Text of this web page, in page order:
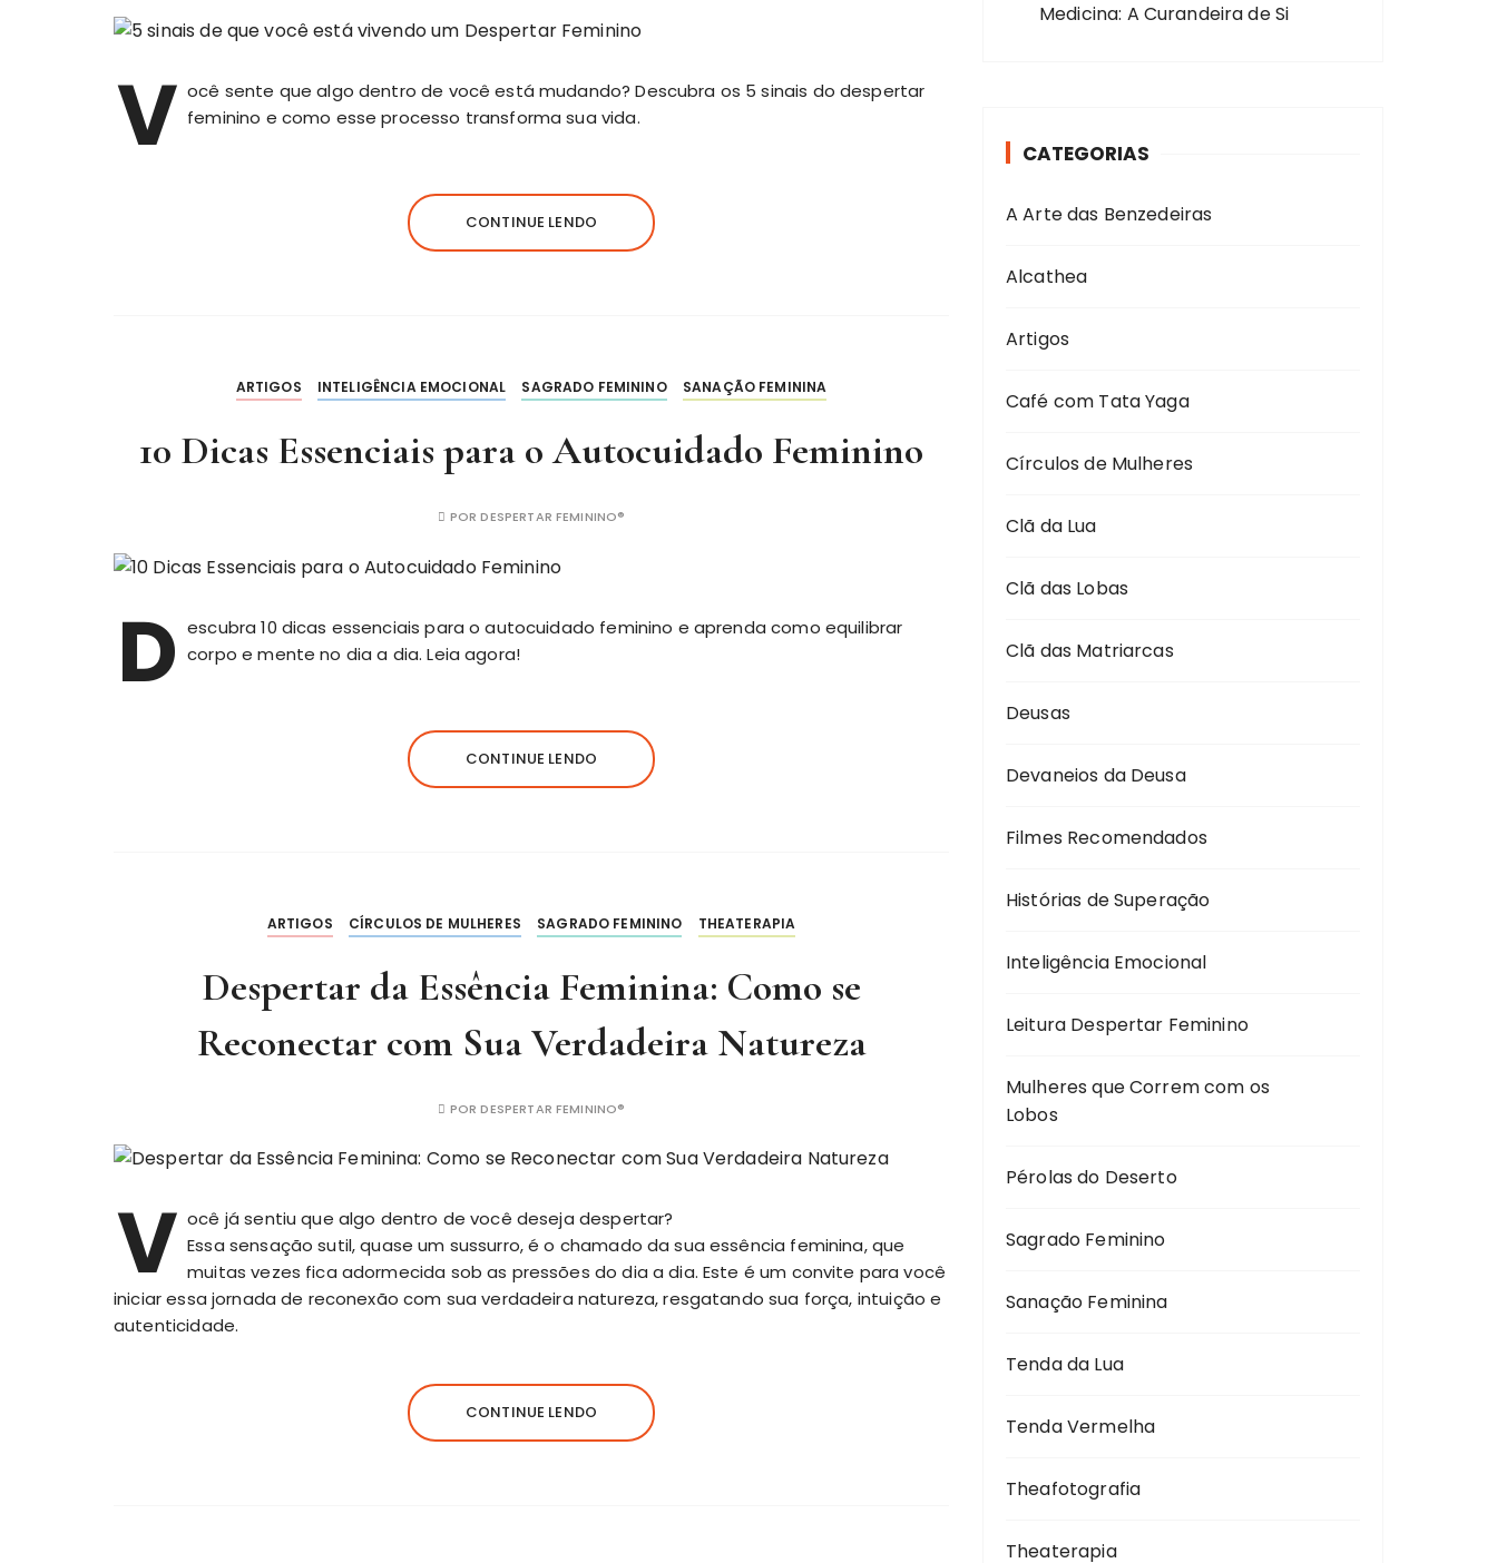
V ocê sente que algo dentro de você está mudando? Descubra os 5 sinais do despertar
feminino e como esse processo transforma sua vida.
CONTINUE LENDO
ARTIGOS INTELIGÊNCIA EMOCIONAL SAGRADO FEMININO SANAÇÃO FEMININA
10 Dicas Essenciais para o Autocuidado Feminino
PORDESPERTAR FEMININO®
D escubra 10 dicas essenciais para o autocuidado feminino e aprenda como equilibrar
corpo e mente no dia a dia. Leia agora!
CONTINUE LENDO
ARTIGOS CÍRCULOS DE MULHERES SAGRADO FEMININO THEATERAPIA
Despertar da Essência Feminina: Como se
Reconectar com Sua Verdadeira Natureza
PORDESPERTAR FEMININO®
V ocê já sentiu que algo dentro de você deseja despertar?
Essa sensação sutil, quase um sussurro, é o chamado da sua essência feminina, que
muitas vezes fica adormecida sob as pressões do dia a dia. Este é um convite para você
iniciar essa jornada de reconexão com sua verdadeira natureza, resgatando sua força, intuição e
autenticidade.
CONTINUE LENDO
Medicina: A Curandeira de Si
CATEGORIAS
A Arte das Benzedeiras
Alcathea
Artigos
Café com Tata Yaga
Círculos de Mulheres
Clã da Lua
Clã das Lobas
Clã das Matriarcas
Deusas
Devaneios da Deusa
Filmes Recomendados
Histórias de Superação
Inteligência Emocional
Leitura Despertar Feminino
Mulheres que Correm com os
Lobos
Pérolas do Deserto
Sagrado Feminino
Sanação Feminina
Tenda da Lua
Tenda Vermelha
Theafotografia
Theaterapia